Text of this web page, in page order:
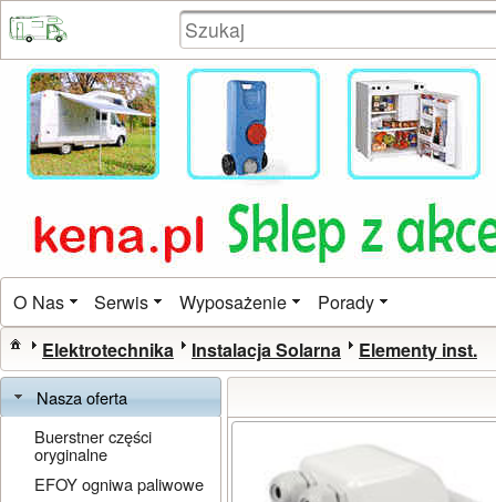
O Nas Serwis Wyposażenie Porady
Elektrotechnika Instalacja Solarna Elementy inst.
Nasza oferta
Buerstner części
oryginalne
EFOY ogniwa paliwowe